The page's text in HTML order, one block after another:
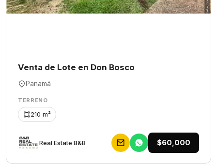
Venta de Lote en Don Bosco
Panamá
TERRENO
210 m²
Rеаl Еstаtе В&В $60,000